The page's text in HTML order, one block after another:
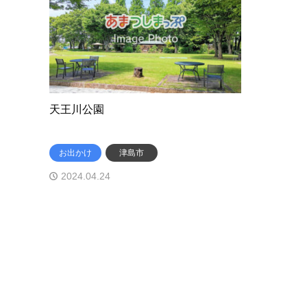
天王川公園
お出かけ 津島市
2024.04.24